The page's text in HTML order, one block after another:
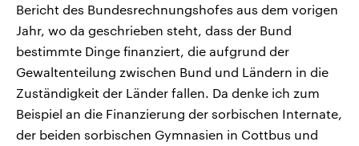
Bericht des Bundesrechnungshofes aus dem vorigen
Jahr, wo da geschrieben steht, dass der Bund
bestimmte Dinge finanziert, die aufgrund der
Gewaltenteilung zwischen Bund und Ländern in die
Zuständigkeit der Länder fallen. Da denke ich zum
Beispiel an die Finanzierung der sorbischen Internate,
der beiden sorbischen Gymnasien in Cottbus und